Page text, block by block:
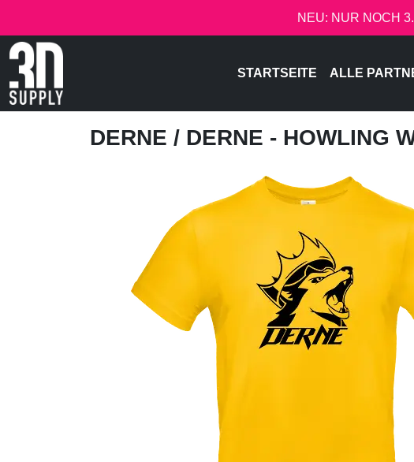
NEU: NUR NOCH
STARTSEITE ALLE
DERNE / DERNE - HOWLING